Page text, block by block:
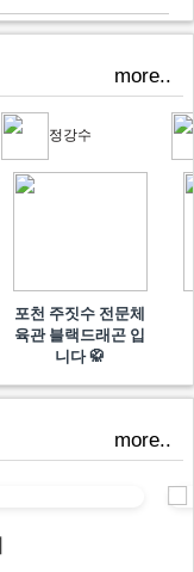
more..
정강수
포천 주짓수 전문체
육관 블랙드래곤 입
니다 🥋
more..